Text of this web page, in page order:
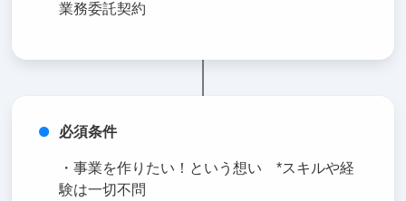
業務委託契約
必須条件
・事業を作りたい！という想い *スキルや経
験は一切不問